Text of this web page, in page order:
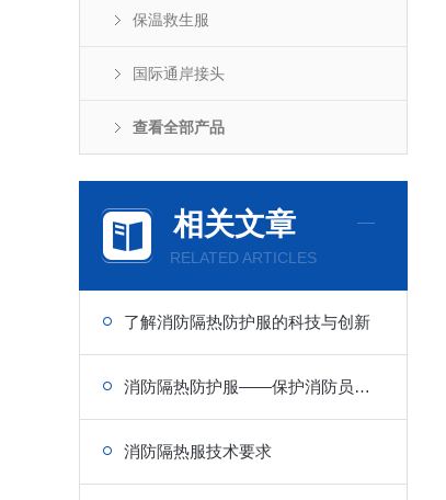
保温救生服
国际通岸接头
查看全部产品
相关文章
RELATED ARTICLES
了解消防隔热防护服的科技与创新
消防隔热防护服——保护消防员的生命安全
消防隔热服技术要求